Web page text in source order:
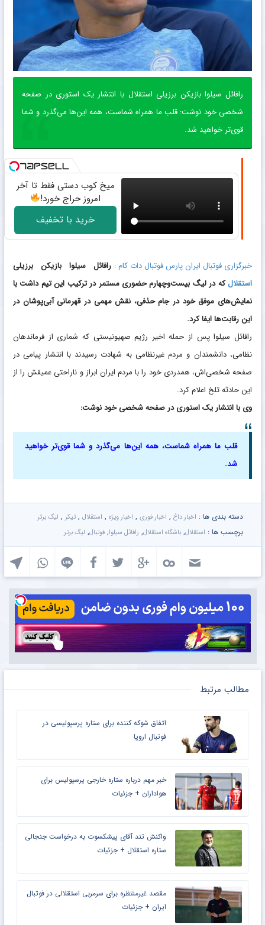
رافائل سیلوا بازیکن برزیلی استقلال با انتشار یک استوری در صفحه
شخصی خود نوشت: قلب ما همراه شماست، همه این‌ها می‌گذرد و شما
قوی‌تر خواهید شد.
میخ کوب دستی فقط تا آخر
امروز حراج خورد!
خرید با تخفیف
خبرگزاری فوتبال ایران پارس فوتبال دات کام : رافائل سیلوا بازیکن برزیلی
استقلالکه در لیگ بیست‌وچهارم حضوری مستمر در ترکیب این تیم داشت با
نمایش‌های موفق خود در جام حذفی، نقش مهمی در قهرمانی آبی‌پوشان در
این رقابت‌ها ایفا کرد.
رافائل سیلوا پس از حمله اخیر رژیم صهیونیستی که شماری از فرماندهان
نظامی، دانشمندان و مردم غیرنظامی به شهادت رسیدند با انتشار پیامی در
صفحه شخصی‌اش، همدردی خود را با مردم ایران ابراز و ناراحتی عمیقش را از
این حادثه تلخ اعلام کرد.
وی با انتشار یک استوری در صفحه شخصی خود نوشت:
قلب ما همراه شماست، همه این‌ها می‌گذرد و شما قوی‌تر خواهید
شد.
دسته بندی ها : اخبار داغ , اخبار فوری , اخبار ویژه , استقلال , تیکر , لیگ برتر
برچسب ها : استقلال, باشگاه استقلال, رافائل سیلوا, فوتبال, لیگ برتر
مطالب مرتبط
اتفاق شوکه کننده برای ستاره پرسپولیسی در
فوتبال اروپا
خبر مهم درباره ستاره خارجی پرسپولیس برای
هواداران + جزئیات
واکنش تند آقای پیشکسوت به درخواست جنجالی
ستاره استقلال + جزئیات
مقصد غیرمنتظره برای سرمربی استقلالی در فوتبال
ایران + جزئیات